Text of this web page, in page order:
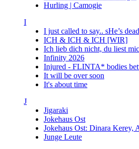
Hurling | Camogie
I
I just called to say.. sHe’s
ICH & ICH & ICH [WIR]
Ich lieb dich nicht, du liest
Infinity 2026
Injured - FLINTA* bodies
It will be over soon
It's about time
J
Jigaraki
Jokehaus Ost
Jokehaus Ost: Dinara
Junge Leute